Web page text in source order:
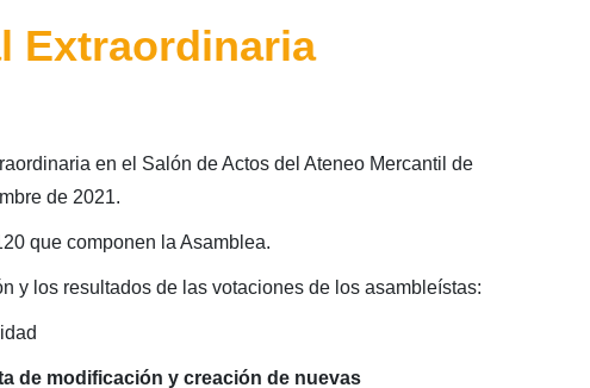
Extraordinaria
en el Salón de Actos del Ateneo Mercantil de
de 2021.
que componen la Asamblea.
y los resultados de las votaciones de los asambleístas:
de modificación y creación de nuevas